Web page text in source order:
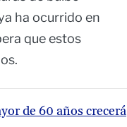
ha ocurrido en
que estos
de 60 años crecerá